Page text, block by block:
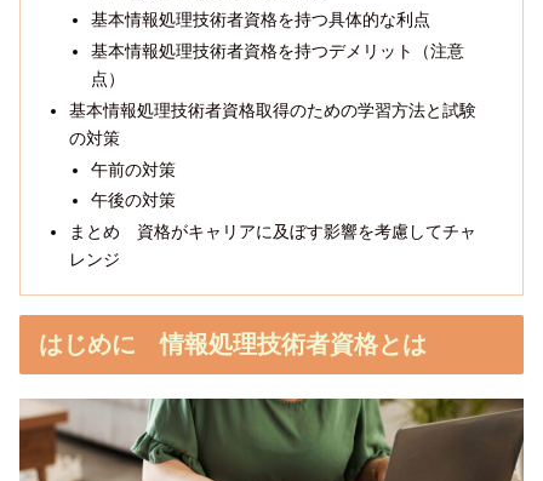
基本情報処理技術者資格を持つ具体的な利点
基本情報処理技術者資格を持つデメリット（注意
点）
基本情報処理技術者資格取得のための学習方法と試験
の対策
午前の対策
午後の対策
まとめ 資格がキャリアに及ぼす影響を考慮してチャ
レンジ
はじめに 情報処理技術者資格とは